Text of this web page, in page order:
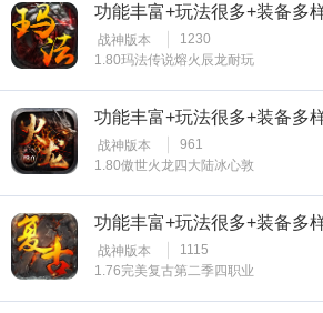
功能丰富+玩法很多+装备多
战神版本 1230
1.80玛法传说熔火辰龙耐玩
功能丰富+玩法很多+装备多
战神版本 961
1.80傲世火龙四大陆冰心敦
功能丰富+玩法很多+装备多
战神版本 1115
1.76完美复古第二季四职业